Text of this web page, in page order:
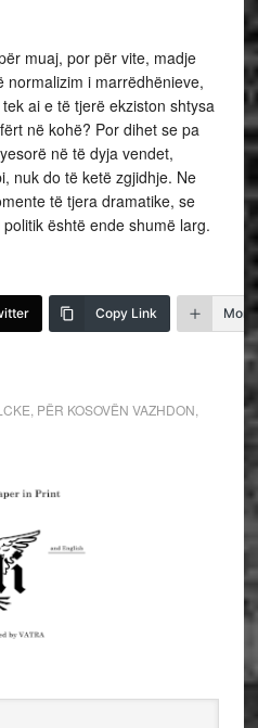
muaj, por për vite, madje
i marrëdhënieve,
ai e të tjerë ekziston shtysa
në kohë? Por dihet se pa
në të dyja vendet,
nuk do të ketë zgjidhje. Ne
të tjera dramatike, se
është ende shumë larg.
Copy Link More
PËR KOSOVËN VAZHDON